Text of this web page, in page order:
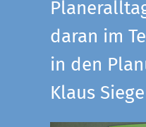
daran im
in den
Klaus